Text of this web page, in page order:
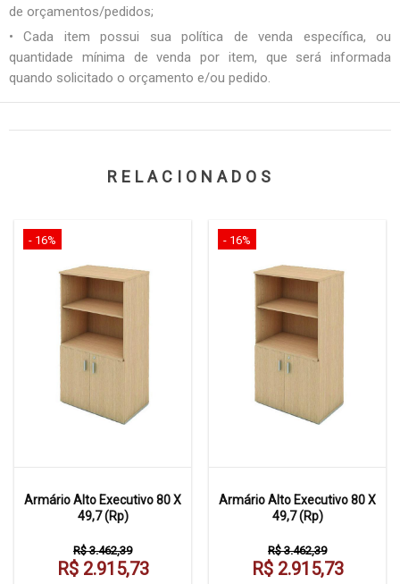
de orçamentos/pedidos;
• Cada item possui sua política de venda específica, ou
quantidade mínima de venda por item, que será informada
quando solicitado o orçamento e/ou pedido.
RELACIONADOS
- 16%
Armário Alto Executivo 80 X
49,7 (Rp)
R$ 3.462,39
R$ 2.915,73
- 16%
Armário Alto Executivo 80 X
49,7 (Rp)
R$ 3.462,39
R$ 2.915,73